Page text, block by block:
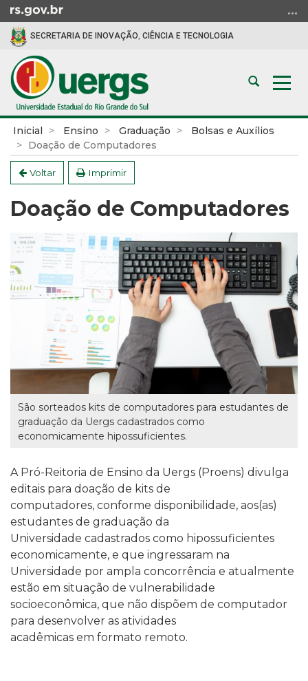
para
conteúdo
para
menu
para
busca
SECRETARIA DE INOVAÇÃO, CIÊNCIA E TECNOLOGIA
Abrir
busca
Início
conteúdo
Inicial Ensino Graduação
Bolsas e Auxílios
Doação de Computadores
Voltar Imprimir
Doação de Computadores
São sorteados kits de computadores para estudantes de
graduação da Uergs cadastrados como
economicamente hipossuficientes.
A Pró-Reitoria de Ensino da Uergs (Proens) divulga
editais para doação de kits de
computadores, conforme disponibilidade, aos(as)
estudantes de graduação da
Universidade cadastrados como hipossuficientes
economicamente, e que ingressaram na
Universidade por ampla concorrência e atualmente
estão em situação de vulnerabilidade
socioeconômica, que não dispõem de computador
para desenvolver as atividades
acadêmicas em formato remoto.